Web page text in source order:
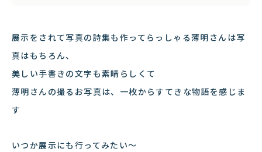
展示をされて写真の詩集も作ってらっしゃる薄明さんは写
真はもちろん、
美しい手書きの文字も素晴らしくて
薄明さんの撮るお写真は、一枚からすてきな物語を感じま
す
いつか展示にも行ってみたい〜